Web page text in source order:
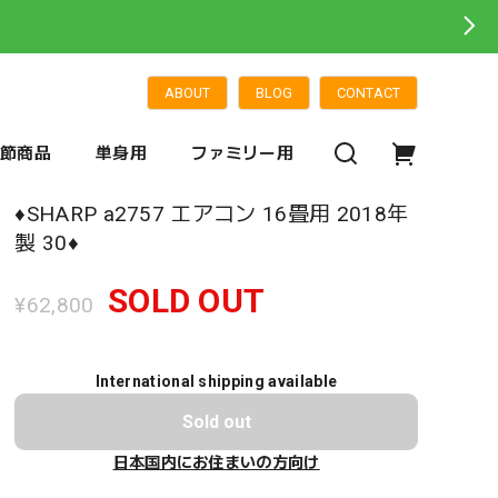
ABOUT BLOG CONTACT
商品 単身用 ファミリー用
♦️SHARP a2757 エアコン 16畳用 2018年
製 30♦️
¥62,800 SOLD OUT
International shipping available
Sold out
日本国内にお住まいの方向け